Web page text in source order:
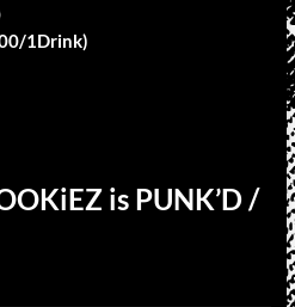
1Drink)
is PUNK’D /